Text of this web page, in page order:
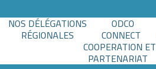
NOS DÉLÉGATIONS
RÉGIONALES
ODCO
CONNECT
COOPERATION ET
PARTENARIAT